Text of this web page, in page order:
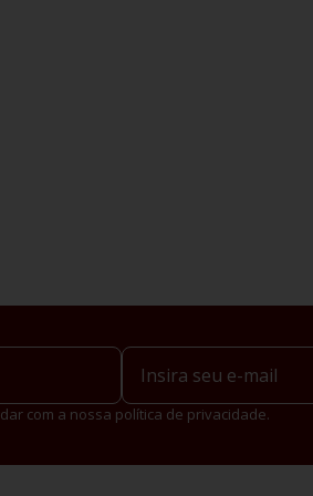
com a nossa política de privacidade.